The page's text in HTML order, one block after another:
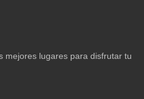
mejores lugares para disfrutar tu